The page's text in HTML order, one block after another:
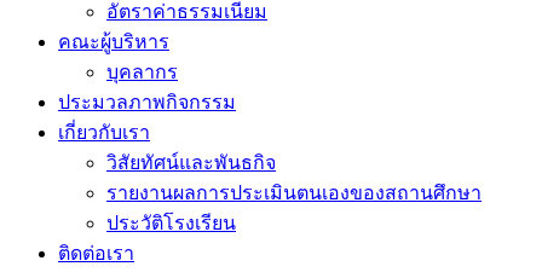
อัตราค่าธรรมเนียม
คณะผู้บริหาร
บุคลากร
ประมวลภาพกิจกรรม
เกี่ยวกับเรา
วิสัยทัศน์และพันธกิจ
รายงานผลการประเมินตนเองของสถานศึกษา
ประวัติโรงเรียน
ติดต่อเรา